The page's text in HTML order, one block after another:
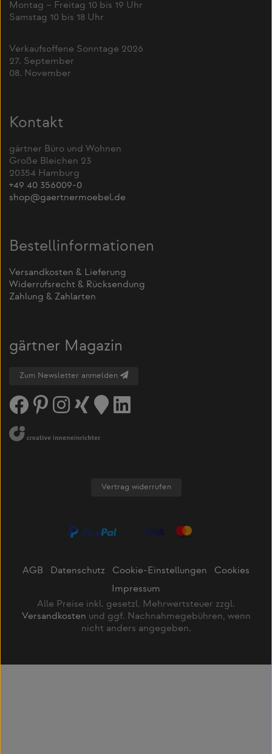
Montag – Freitag 10 bis 19 Uhr
Samstag 10 bis 18 Uhr
Verkaufsoffene Sonntage 2026
27. September
08. November
Kontakt
gärtner Büro und Wohnen
Große Bleichen 23
20354 Hamburg
+49 40 356009-0
shop@gaertnermoebel.de
Bestellinformationen
Versandkosten & Lieferung
Widerrufsrecht & Rücksendung
Zahlung & Zahlarten
gärtner Magazin
Zum Newsletter anmelden
Vertrag widerrufen
AGB Datenschutz Cookie-Einstellungen
Cookies
Impressum
Alle Preise inkl. gesetzl. Mehrwertsteuer zzgl.
Versandkosten und ggf. Nachnahmegebühren, wenn
nicht anders angegeben.